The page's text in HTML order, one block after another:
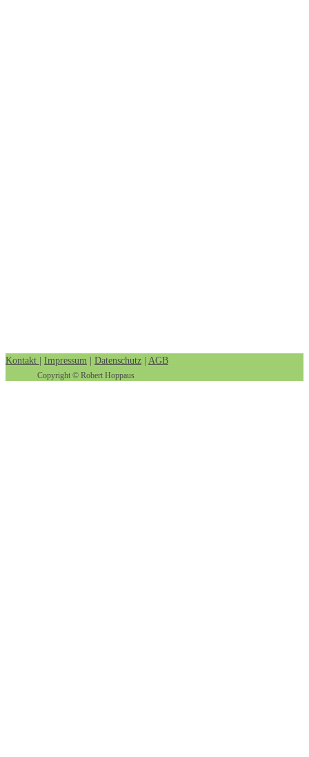
Kontakt Impressum Datenschutz AGB
Copyright © Robert Hoppaus